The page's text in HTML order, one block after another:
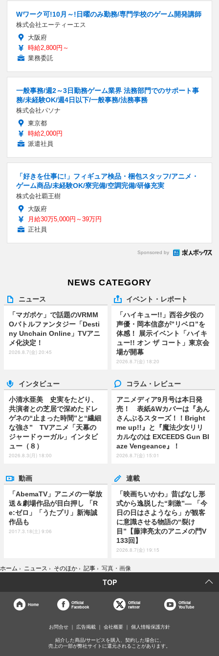
Wワーク可!10月～!日曜のみ勤務/専門学校のゲーム開発講師
株式会社エーティーエス
大阪府
時給2,800円～
業務委託
一般事務/週2～3日勤務ゲーム業界 法務部門でのサポート事
務/未経験OK/週4日以下/一般事務/法務事務
株式会社パソナ
東京都
時給2,000円
派遣社員
「好きを仕事に!」フィギュア検品・梱包スタッフ/アニメ・
ゲーム商品/未経験OK/寮完備/空調完備/研修充実
株式会社覇王樹
大阪府
月給30万5,000円～39万円
正社員
Sponsored by
NEWS CATEGORY
ニュース
「マガポケ」で話題のVRMM
Oバトルファンタジー「Desti
ny Unchain Online」TVアニ
メ化決定！
2026.8.7(金) 20:45
イベント・レポート
「ハイキュー!!」西谷夕役の
声優・岡本信彦が”リベロ”を
体感！ 展示イベント「ハイキ
ュー!! オン ザ コート」東京会
場が開幕
2026.8.7(金) 18:20
インタビュー
小清水亜美 史実をたどり、
共演者との芝居で深めたドレ
ゲネの“止まった時間”と“繊細
な強さ” TVアニメ「天幕の
ジャードゥーガル」インタビ
ュー（８）
2026.8.3(月) 18:00
コラム・レビュー
アニメディア9月号は本日発
売！ 表紙&Wカバーは『あん
さんぶるスターズ！！Bright
me up!!』と『魔法少女リリ
カルなのは EXCEEDS Gun Bl
aze Vengeance』！
2026.8.7(金) 15:01
動画
「AbemaTV」アニメの一挙放
送＆劇場作品が目白押し 「R
e:ゼロ」「うたプリ」新海誠
作品も
2017.3.18(土) 9:06
連載
「映画ちいかわ」昔ばなし形
式から逸脱した“刺激”― 「今
日の日はさようなら」が観客
に意識させる物語の“裂け
目”【藤津亮太のアニメの門V
133回】
2026.8.7(金) 19:15
ホーム › ニュース › そのほか › 記事 › 写真・画像
TOP
Home
Official
Facebook
Official
twitter
Official
YouTube
お問合せ 広告掲載 会社概要 個人情報保護方針
紹介した商品/サービスを購入、契約した場合に、
売上の一部が弊社サイトに還元されることがあります。